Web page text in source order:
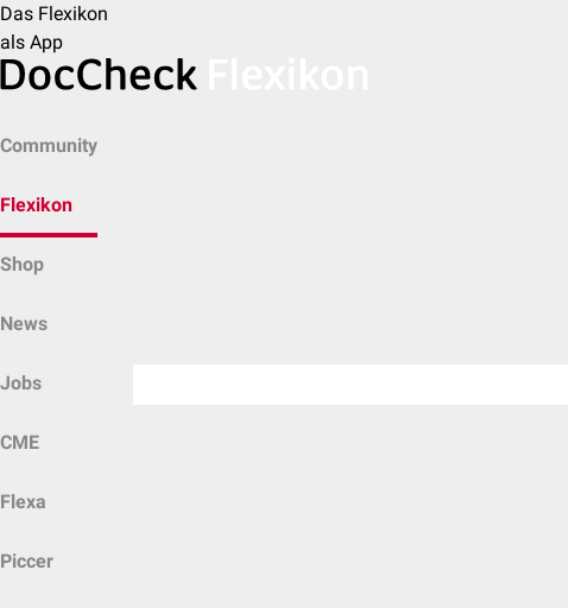
Das Flexikon
als App
Community
Flexikon
Shop
News
Jobs
CME
Flexa
Piccer